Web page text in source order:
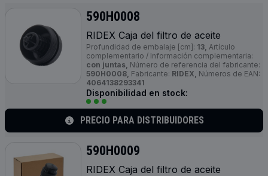
590H0008
RIDEX Caja del filtro de aceite
Profundidad de embalaje [cm]: 13, Artículo
complementario / Información complementaria:
con juntas, Número de referencia del fabricante:
590H0008, Fabricante: RIDEX, Números de EAN:
4064138293341
Disponibilidad en stock:
PRECIO PARA DISTRIBUIDORES
590H0009
RIDEX Caja del filtro de aceite